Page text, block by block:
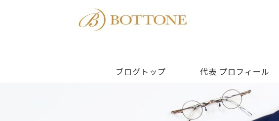
ブログトップ 代表 プロフィール